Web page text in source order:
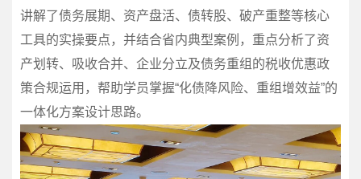
讲解了债务展期、资产盘活、债转股、破产重整等核心
工具的实操要点，并结合省内典型案例，重点分析了资
产划转、吸收合并、企业分立及债务重组的税收优惠政
策合规运用，帮助学员掌握“化债降风险、重组增效益”的
一体化方案设计思路。